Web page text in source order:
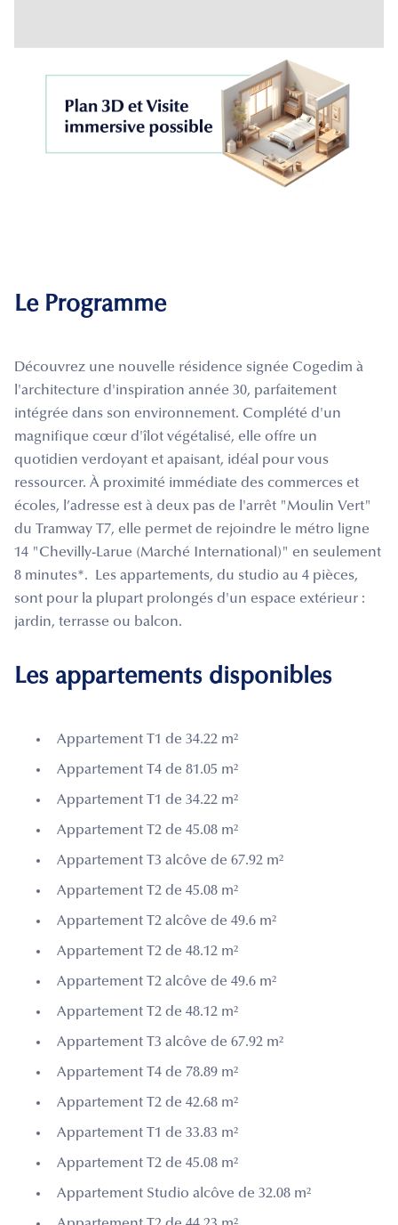
Le Programme
Découvrez une nouvelle résidence signée Cogedim à
l'architecture d'inspiration année 30, parfaitement
intégrée dans son environnement. Complété d'un
magnifique cœur d'îlot végétalisé, elle offre un
quotidien verdoyant et apaisant, idéal pour vous
ressourcer. À proximité immédiate des commerces et
écoles, l’adresse est à deux pas de l'arrêt "Moulin Vert"
du Tramway T7, elle permet de rejoindre le métro ligne
14 "Chevilly-Larue (Marché International)" en seulement
8 minutes*. Les appartements, du studio au 4 pièces,
sont pour la plupart prolongés d'un espace extérieur :
jardin, terrasse ou balcon.
Les appartements disponibles
Appartement T1 de 34.22 m²
Appartement T4 de 81.05 m²
Appartement T1 de 34.22 m²
Appartement T2 de 45.08 m²
Appartement T3 alcôve de 67.92 m²
Appartement T2 de 45.08 m²
Appartement T2 alcôve de 49.6 m²
Appartement T2 de 48.12 m²
Appartement T2 alcôve de 49.6 m²
Appartement T2 de 48.12 m²
Appartement T3 alcôve de 67.92 m²
Appartement T4 de 78.89 m²
Appartement T2 de 42.68 m²
Appartement T1 de 33.83 m²
Appartement T2 de 45.08 m²
Appartement Studio alcôve de 32.08 m²